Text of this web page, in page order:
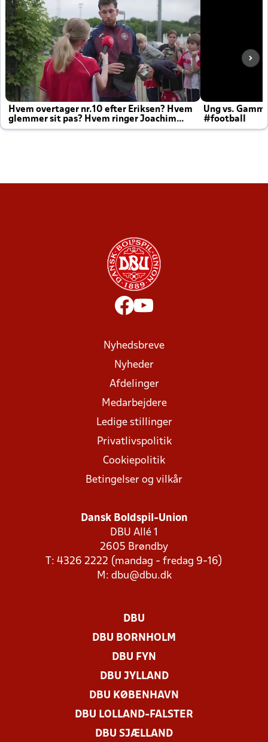
Hvem overtager nr.10 efter Eriksen? Hvem
glemmer sit pas? Hvem ringer Joachim
altid til efter kampe?
Ung vs.
#football
Nyhedsbreve
Nyheder
Afdelinger
Medarbejdere
Ledige stillinger
Privatlivspolitik
Cookiepolitik
Betingelser og vilkår
Dansk Boldspil-Union
DBU Allé 1
2605 Brøndby
T: 4326 2222 (mandag - fredag 9-16)
M: dbu@dbu.dk
DBU
DBU BORNHOLM
DBU FYN
DBU JYLLAND
DBU KØBENHAVN
DBU LOLLAND-FALSTER
DBU SJÆLLAND